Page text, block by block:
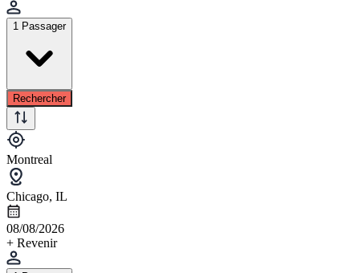
1 Passager
Rechercher
Montreal
Chicago, IL
08/08/2026
+ Revenir